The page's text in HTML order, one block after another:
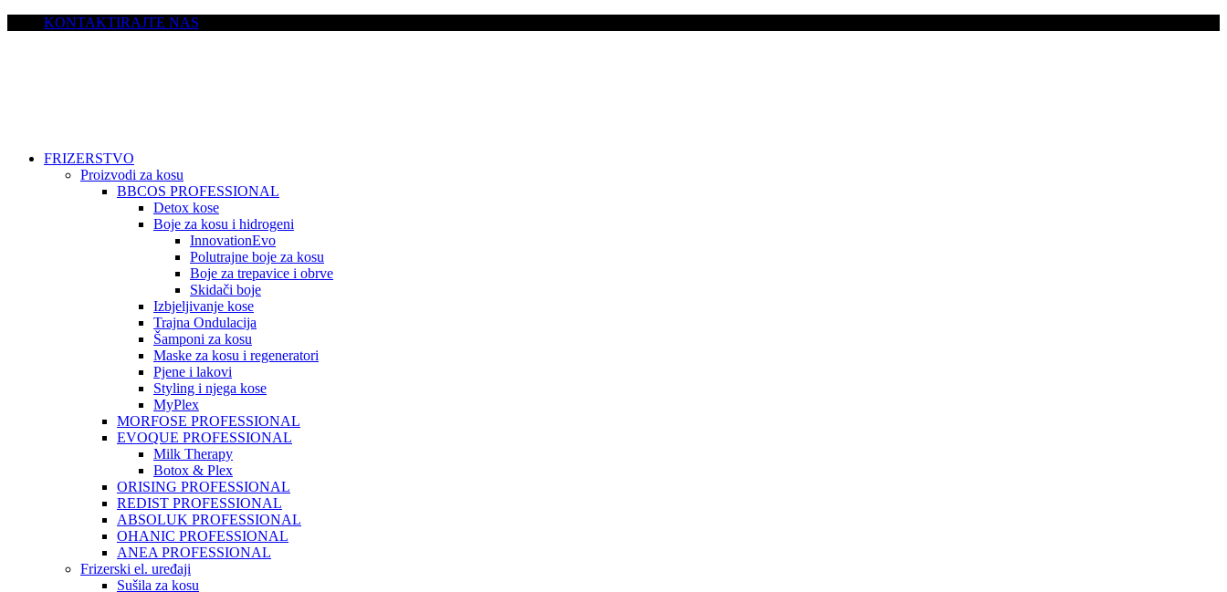
KONTAKTIRAJTE NAS
FRIZERSTVO
Proizvodi za kosu
BBCOS PROFESSIONAL
Detox kose
Boje za kosu i hidrogeni
InnovationEvo
Polutrajne boje za kosu
Boje za trepavice i obrve
Skidači boje
Izbjeljivanje kose
Trajna Ondulacija
Šamponi za kosu
Maske za kosu i regeneratori
Pjene i lakovi
Styling i njega kose
MyPlex
MORFOSE PROFESSIONAL
EVOQUE PROFESSIONAL
Milk Therapy
Botox & Plex
ORISING PROFESSIONAL
REDIST PROFESSIONAL
ABSOLUK PROFESSIONAL
OHANIC PROFESSIONAL
ANEA PROFESSIONAL
Frizerski el. uređaji
Sušila za kosu